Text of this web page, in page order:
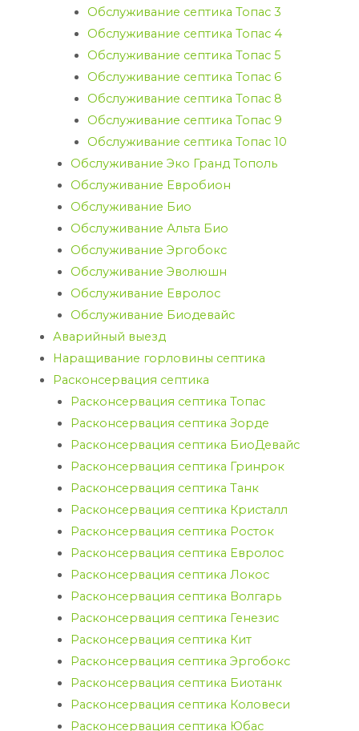
Обслуживание септика Топас 3
Обслуживание септика Топас 4
Обслуживание септика Топас 5
Обслуживание септика Топас 6
Обслуживание септика Топас 8
Обслуживание септика Топас 9
Обслуживание септика Топас 10
Обслуживание Эко Гранд Тополь
Обслуживание Евробион
Обслуживание Био
Обслуживание Альта Био
Обслуживание Эргобокс
Обслуживание Эволюшн
Обслуживание Евролос
Обслуживание Биодевайс
Аварийный выезд
Наращивание горловины септика
Расконсервация септика
Расконсервация септика Топас
Расконсервация септика Зорде
Расконсервация септика БиоДевайс
Расконсервация септика Гринрок
Расконсервация септика Танк
Расконсервация септика Кристалл
Расконсервация септика Росток
Расконсервация септика Евролос
Расконсервация септика Локос
Расконсервация септика Волгарь
Расконсервация септика Генезис
Расконсервация септика Кит
Расконсервация септика Эргобокс
Расконсервация септика Биотанк
Расконсервация септика Коловеси
Расконсервация септика Юбас